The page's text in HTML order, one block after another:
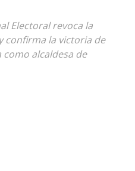
Electoral revoca la
confirma la victoria de
como alcaldesa de